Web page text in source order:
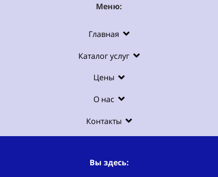
Меню:
Главная
Каталог услуг
Цены
О нас
Контакты
Вы здесь: